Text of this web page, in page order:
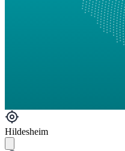
Hildesheim